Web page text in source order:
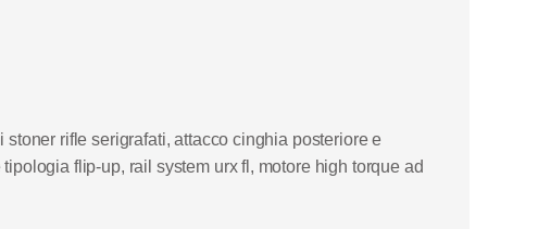
rifle serigrafati, attacco cinghia posteriore e
flip-up, rail system urx fl, motore high torque ad